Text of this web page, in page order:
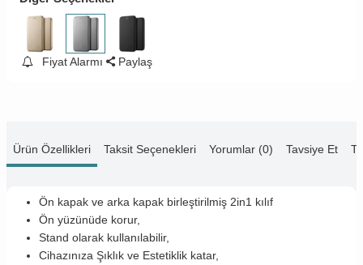
Fiyat Alarmı Paylaş
Ürün Özellikleri Taksit Seçenekleri Yorumlar (0) Tavsiye Et
Ön kapak ve arka kapak birleştirilmiş 2in1 kılıf
Ön yüzünüde korur,
Stand olarak kullanılabilir,
Cihazınıza Şıklık ve Estetiklik katar,